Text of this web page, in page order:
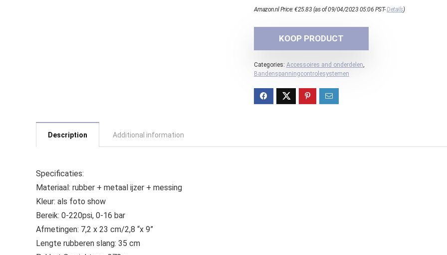
Amazon.nl Price:€25.83 (as of 09/04/2023 05:06 PST-Details)
KOOP PRODUCT
Categories: Accessoires and onderdelen,
Bandenspanningcontrolesystemen
Description Additional information
Specificaties:
Materiaal: rubber + metaal ijzer + messing
Kleur: als foto show
Bereik: 0-220psi, 0-16 bar
Afmetingen: 7,2 x 23 cm/2,8 “x 9”
Lengte rubberen slang: 35 cm